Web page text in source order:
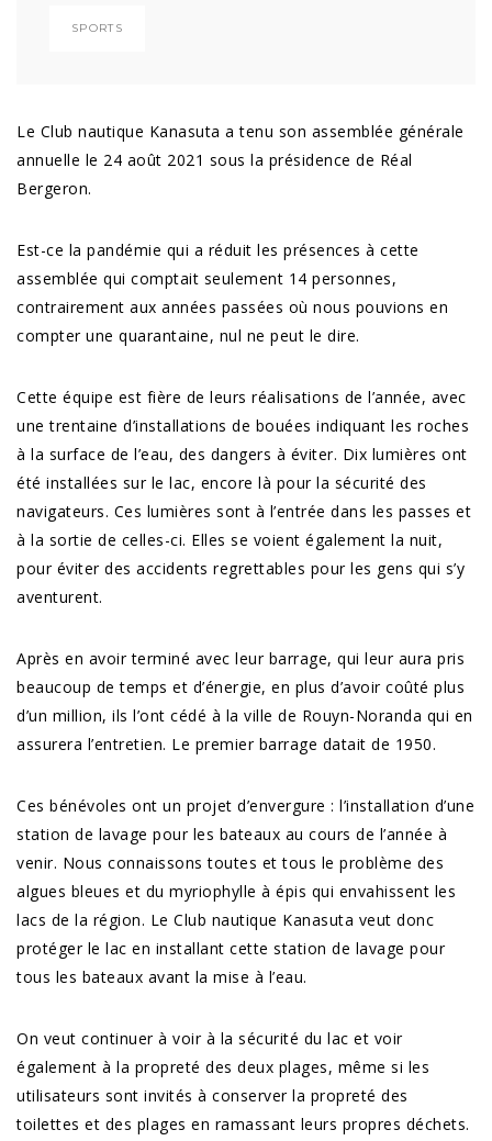
SPORTS
Le Club nautique Kanasuta a tenu son assemblée générale
annuelle le 24 août 2021 sous la présidence de Réal
Bergeron.
Est-ce la pandémie qui a réduit les présences à cette
assemblée qui comptait seulement 14 personnes,
contrairement aux années passées où nous pouvions en
compter une quarantaine, nul ne peut le dire.
Cette équipe est fière de leurs réalisations de l’année, avec
une trentaine d’installations de bouées indiquant les roches
à la surface de l’eau, des dangers à éviter. Dix lumières ont
été installées sur le lac, encore là pour la sécurité des
navigateurs. Ces lumières sont à l’entrée dans les passes et
à la sortie de celles-ci. Elles se voient également la nuit,
pour éviter des accidents regrettables pour les gens qui s’y
aventurent.
Après en avoir terminé avec leur barrage, qui leur aura pris
beaucoup de temps et d’énergie, en plus d’avoir coûté plus
d’un million, ils l’ont cédé à la ville de Rouyn-Noranda qui en
assurera l’entretien. Le premier barrage datait de 1950.
Ces bénévoles ont un projet d’envergure : l’installation d’une
station de lavage pour les bateaux au cours de l’année à
venir. Nous connaissons toutes et tous le problème des
algues bleues et du myriophylle à épis qui envahissent les
lacs de la région. Le Club nautique Kanasuta veut donc
protéger le lac en installant cette station de lavage pour
tous les bateaux avant la mise à l’eau.
On veut continuer à voir à la sécurité du lac et voir
également à la propreté des deux plages, même si les
utilisateurs sont invités à conserver la propreté des
toilettes et des plages en ramassant leurs propres déchets.